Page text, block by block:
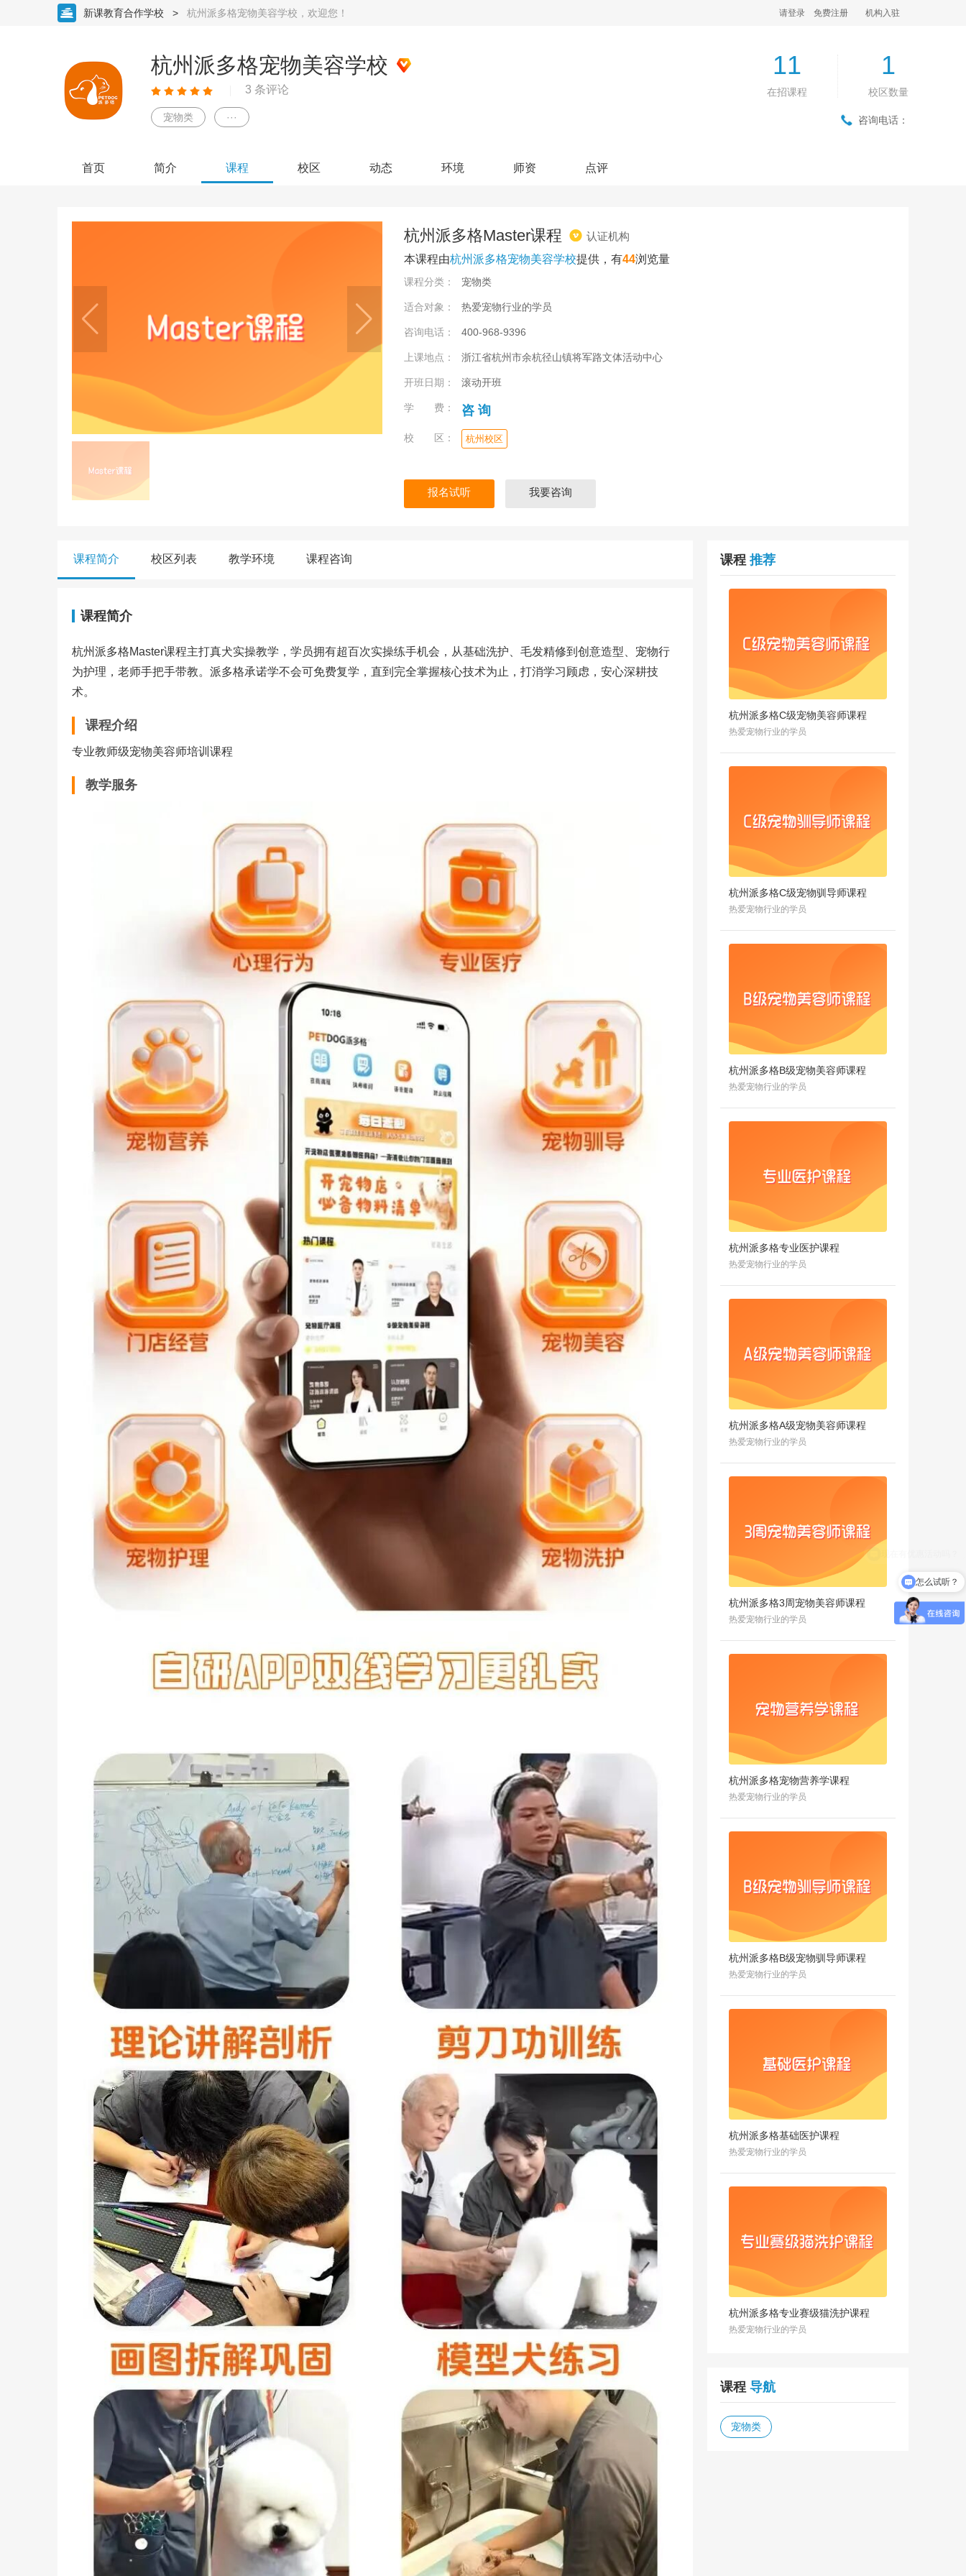
新课教育合作学校 > 杭州派多格宠物美容学校，欢迎您！ 机构入驻
请登录 免费注册
杭州派多格宠物美容学校
3 条评论
宠物类 ···
11
在招课程
1
校区数量
咨询电话：
首页 简介 课程 校区 动态 环境 师资 点评
杭州派多格Master课程
认证机构
本课程由杭州派多格宠物美容学校提供，有44浏览量
课程分类： 宠物类
适合对象： 热爱宠物行业的学员
咨询电话： 400-968-9396
上课地点： 浙江省杭州市余杭径山镇将军路文体活动中心
开班日期： 滚动开班
学 费： 咨 询
校 区： 杭州校区
报名试听 我要咨询
课程简介 校区列表 教学环境 课程咨询
课程简介
杭州派多格Master课程主打真犬实操教学，学员拥有超百次实操练手机会，从基础洗护、毛发精修到创意造型、宠物行
为护理，老师手把手带教。派多格承诺学不会可免费复学，直到完全掌握核心技术为止，打消学习顾虑，安心深耕技
术。
课程介绍
专业教师级宠物美容师培训课程
教学服务
课程 推荐
杭州派多格C级宠物美容师课程
热爱宠物行业的学员
杭州派多格C级宠物驯导师课程
热爱宠物行业的学员
杭州派多格B级宠物美容师课程
热爱宠物行业的学员
杭州派多格专业医护课程
热爱宠物行业的学员
杭州派多格A级宠物美容师课程
热爱宠物行业的学员
杭州派多格3周宠物美容师课程
热爱宠物行业的学员
杭州派多格宠物营养学课程
热爱宠物行业的学员
杭州派多格B级宠物驯导师课程
热爱宠物行业的学员
杭州派多格基础医护课程
热爱宠物行业的学员
杭州派多格专业赛级猫洗护课程
热爱宠物行业的学员
课程 导航
宠物类
怎么试听？